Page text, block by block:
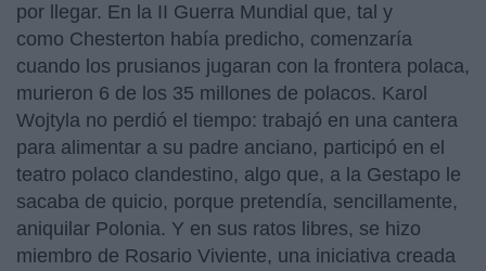
por llegar. En la II Guerra Mundial que, tal y
como Chesterton había predicho, comenzaría
cuando los prusianos jugaran con la frontera polaca,
murieron 6 de los 35 millones de polacos. Karol
Wojtyla no perdió el tiempo: trabajó en una cantera
para alimentar a su padre anciano, participó en el
teatro polaco clandestino, algo que, a la Gestapo le
sacaba de quicio, porque pretendía, sencillamente,
aniquilar Polonia. Y en sus ratos libres, se hizo
miembro de Rosario Viviente, una iniciativa creada